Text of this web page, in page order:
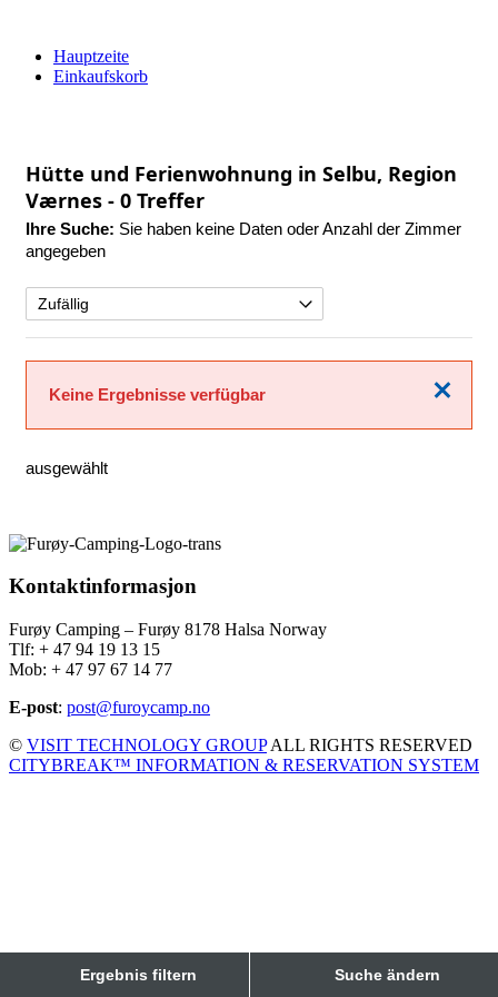
Hauptzeite
Einkaufskorb
Hütte und Ferienwohnung in Selbu, Region
Værnes - 0 Treffer
Ihre Suche: Sie haben keine Daten oder Anzahl der Zimmer
angegeben
Schließen
Keine Ergebnisse verfügbar
ausgewählt
Ergebnis filtern Suche ändern
Kontaktinformasjon
Furøy Camping – Furøy 8178 Halsa Norway
Tlf: + 47 94 19 13 15
Mob: + 47 97 67 14 77
E-post: post@furoycamp.no
© VISIT TECHNOLOGY GROUPALL RIGHTS RESERVED
CITYBREAK™ INFORMATION & RESERVATION SYSTEM